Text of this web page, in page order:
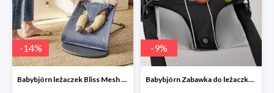
-14%
Babybjörn leżaczek Bliss Mesh State Blue
-9%
Babybjörn Zabawka do leżaczka Balance